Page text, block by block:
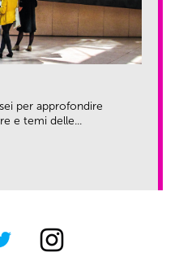
per approfondire
e temi delle...